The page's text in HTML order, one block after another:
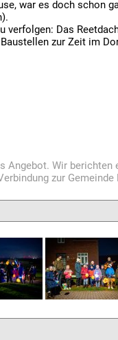
war es doch schon
verfolgen: Das
zur Zeit im
Angebot. Wir berichten
zur Gemeinde